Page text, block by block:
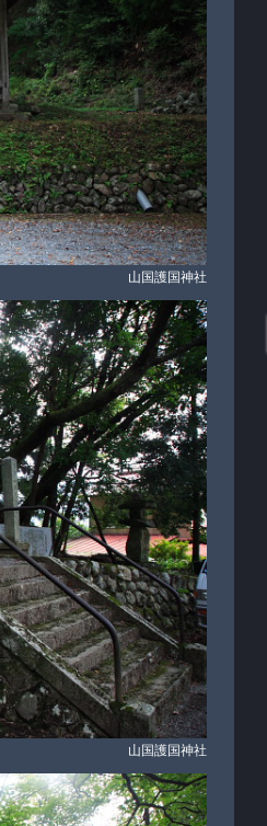
山国護国神社
山国護国神社